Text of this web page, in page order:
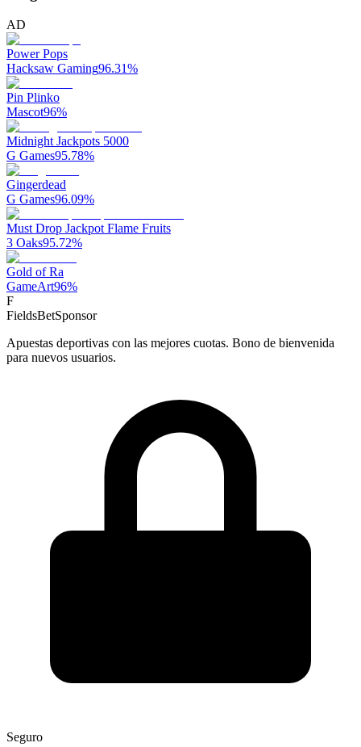
AD
Power Pops
Hacksaw Gaming96.31%
Pin Plinko
Mascot96%
Midnight Jackpots 5000
G Games95.78%
Gingerdead
G Games96.09%
Must Drop Jackpot Flame Fruits
3 Oaks95.72%
Gold of Ra
GameArt96%
F
FieldsBetSponsor
Apuestas deportivas con las mejores cuotas. Bono de bienvenida
para nuevos usuarios.
Seguro